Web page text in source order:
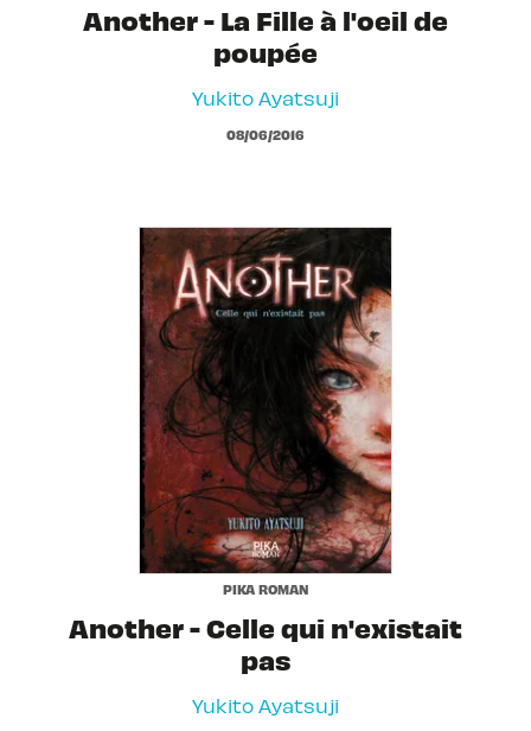
Another - La Fille à l'oeil de
poupée
Yukito Ayatsuji
08/06/2016
PIKA ROMAN
Another - Celle qui n'existait
pas
Yukito Ayatsuji